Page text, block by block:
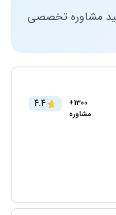
مشاوره تخصصی
1300+
مشاوره
4.4